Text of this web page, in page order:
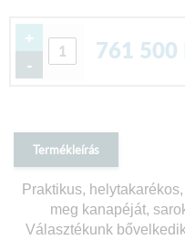
+
-
761 500
Termékleírás
Praktikus,
meg kanapéját,
Választékunk